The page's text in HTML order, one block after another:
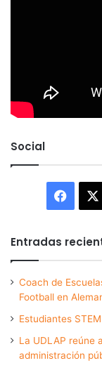
Social
Entradas
Coach de
Football en
Estudiantes
La UDLAP reúne
administración